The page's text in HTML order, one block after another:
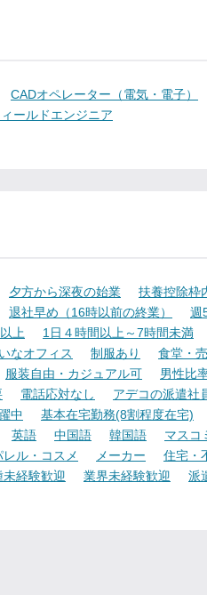
CADオペレーター（電気・電子）
ールドエンジニア
夕方から深夜の始業 扶養控除枠
退社早め（16時以前の終業） 週
上 1日４時間以上～7時間未満
なオフィス 制服あり
食堂・
服装自由・カジュアル可
男性比
電話応対なし
アデコの派遣社
中 基本在宅勤務(8割程度在宅)
英語 中国語 韓国語
マスコ
レル・コスメ メーカー
住宅・
未経験歓迎 業界未経験歓迎
派